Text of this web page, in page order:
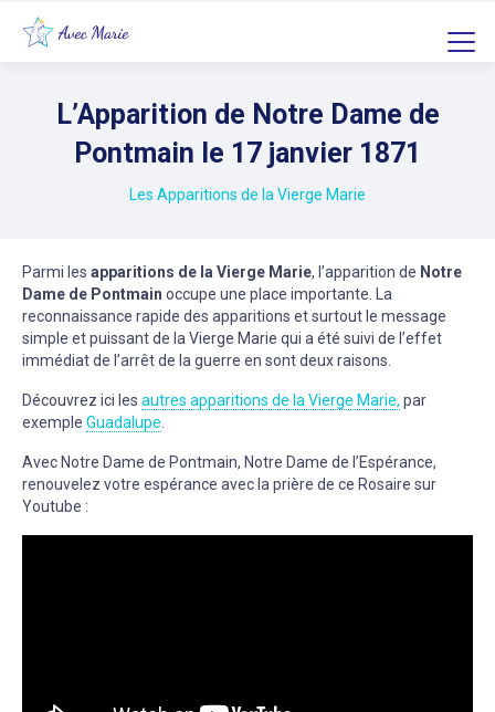
L’Apparition de Notre Dame de
Pontmain le 17 janvier 1871
Les Apparitions de la Vierge Marie
Parmi les apparitions de la Vierge Marie, l’apparition de Notre
Dame de Pontmain occupe une place importante. La
reconnaissance rapide des apparitions et surtout le message
simple et puissant de la Vierge Marie qui a été suivi de l’effet
immédiat de l’arrêt de la guerre en sont deux raisons.
Découvrez ici les autres apparitions de la Vierge Marie, par
exemple Guadalupe
Avec Notre Dame de Pontmain, Notre Dame de l’Espérance,
renouvelez votre espérance avec la prière de ce Rosaire sur
Youtube :